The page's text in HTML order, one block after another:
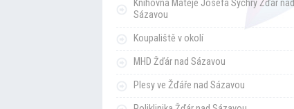
Knihovna Matěje Josefa Sychry Žďár nad
Sázavou
Koupaliště v okolí
MHD Žďár nad Sázavou
Plesy ve Žďáře nad Sázavou